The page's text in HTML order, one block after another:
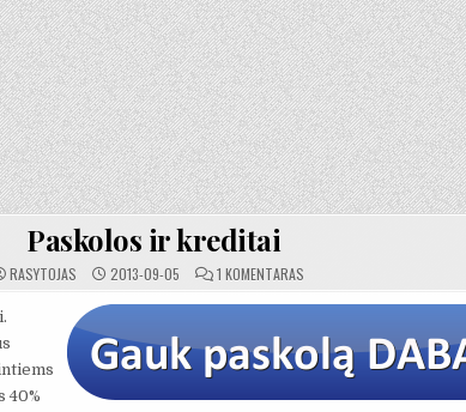
Paskolos ir kreditai
RASYTOJAS 2013-09-05 1 KOMENTARASĮRAŠE
PASKOLOS
IR
40%